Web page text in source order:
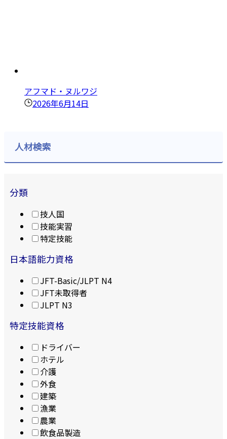
アフマド・ヌルワジ
2026年6月14日
人材検索
分類
技人国
技能実習
特定技能
日本語能力資格
JFT-Basic/JLPT N4
JFT未取得者
JLPT N3
特定技能資格
ドライバー
ホテル
介護
外食
建築
漁業
農業
飲食品製造